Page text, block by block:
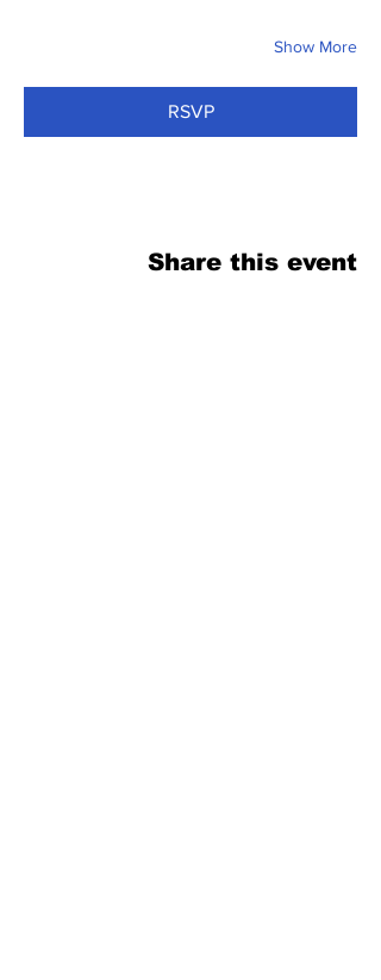
Show More
RSVP
Share this event